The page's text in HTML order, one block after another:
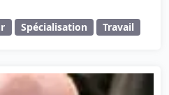
Spécialisation Travail